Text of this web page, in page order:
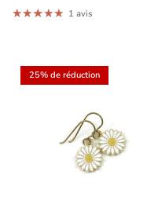
1 avis
25% de réduction